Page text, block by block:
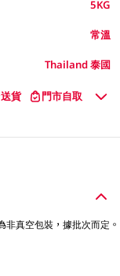
5KG
常溫
Thailand 泰國
送貨 門市自取
真空包裝，據批次而定。